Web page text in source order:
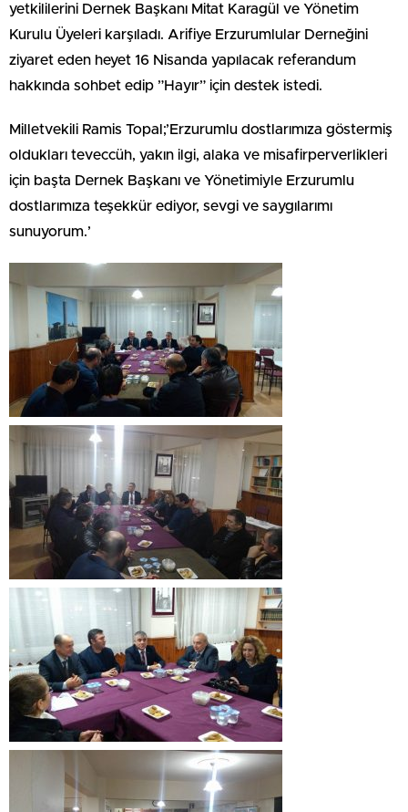
yetkililerini Dernek Başkanı Mitat Karagül ve Yönetim
Kurulu Üyeleri karşıladı. Arifiye Erzurumlular Derneğini
ziyaret eden heyet 16 Nisanda yapılacak referandum
hakkında sohbet edip ”Hayır” için destek istedi.
Milletvekili Ramis Topal;’Erzurumlu dostlarımıza göstermiş
oldukları teveccüh, yakın ilgi, alaka ve misafirperverlikleri
için başta Dernek Başkanı ve Yönetimiyle Erzurumlu
dostlarımıza teşekkür ediyor, sevgi ve saygılarımı
sunuyorum.’